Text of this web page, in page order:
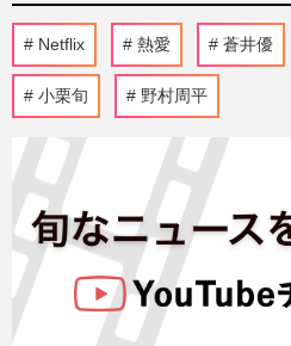
Netflix 熱愛 蒼井優
小栗旬 野村周平